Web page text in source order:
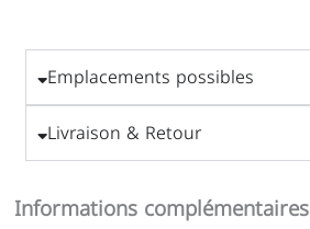
Emplacements possibles
Livraison & Retour
Informations complémentaires